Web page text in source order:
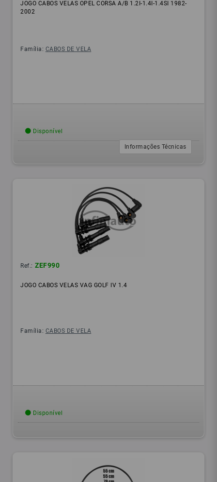
JOGO CABOS VELAS OPEL CORSA A/B 1.2I-1.4I-1.4SI 1982-
2002
Família: CABOS DE VELA
Disponível
Informações Técnicas
Ref.: ZEF990
JOGO CABOS VELAS VAG GOLF IV 1.4
Família: CABOS DE VELA
Disponível